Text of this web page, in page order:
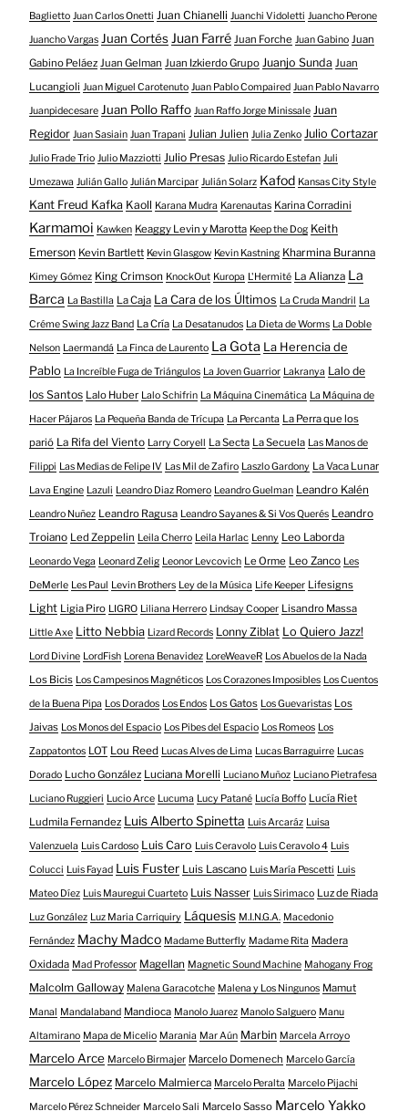
Baglietto Juan Carlos Onetti Juan Chianelli Juanchi Vidoletti Juancho Perone
Juancho Vargas Juan Cortés Juan Farré Juan Forche Juan Gabino Juan
Gabino Peláez Juan Gelman Juan Izkierdo Grupo Juanjo Sunda Juan
Lucangioli Juan Miguel Carotenuto Juan Pablo Compaired Juan Pablo Navarro
Juanpidecesare Juan Pollo Raffo Juan Raffo Jorge Minissale Juan
Regidor Juan Sasiain Juan Trapani Julian Julien Julia Zenko Julio Cortazar
Julio Frade Trio Julio Mazziotti Julio Presas Julio Ricardo Estefan Juli
Umezawa Julián Gallo Julián Marcipar Julián Solarz Kafod Kansas City Style
Kant Freud Kafka Kaoll Karana Mudra Karenautas Karina Corradini
Karmamoi Kawken Keaggy Levin y Marotta Keep the Dog Keith
Emerson Kevin Bartlett Kevin Glasgow Kevin Kastning Kharmina Buranna
Kimey Gómez King Crimson KnockOut Kuropa L'Hermité La Alianza La
Barca La Bastilla La Caja La Cara de los Últimos La Cruda Mandril
La
Créme Swing Jazz Band La Cría La Desatanudos La Dieta de Worms La Doble
Nelson Laermandá La Finca de Laurento La Gota La Herencia de
Pablo La Increíble Fuga de Triángulos La Joven Guarrior Lakranya Lalo de
los Santos Lalo Huber Lalo Schifrin La Máquina Cinemática La Máquina de
Hacer Pájaros La Pequeña Banda de Trícupa La Percanta La Perra que los
parió La Rifa del Viento Larry Coryell La Secta La Secuela Las Manos de
Filippi Las Medias de Felipe IV Las Mil de Zafiro Laszlo Gardony La Vaca Lunar
Lava Engine Lazuli Leandro Diaz Romero Leandro Guelman Leandro Kalén
Leandro Nuñez Leandro Ragusa Leandro Sayanes & Si Vos Querés Leandro
Troiano Led Zeppelin Leila Cherro Leila Harlac Lenny Leo Laborda
Leonardo Vega Leonard Zelig Leonor Levcovich Le Orme Leo Zanco Les
DeMerle Les Paul Levin Brothers Ley de la Música Life Keeper Lifesigns
Light Ligia Piro LIGRO Liliana Herrero Lindsay Cooper Lisandro Massa
Little Axe Litto Nebbia Lizard Records Lonny Ziblat Lo Quiero Jazz!
Lord Divine LordFish Lorena Benavidez LoreWeaveR Los Abuelos de la Nada
Los Bicis Los Campesinos Magnéticos Los Corazones Imposibles Los Cuentos
de la Buena Pipa Los Dorados Los Endos Los Gatos Los Guevaristas Los
Jaivas Los Monos del Espacio Los Pibes del Espacio Los Romeos Los
Zappatontos LOT Lou Reed Lucas Alves de Lima Lucas Barraguirre Lucas
Dorado Lucho González Luciana Morelli Luciano Muñoz Luciano Pietrafesa
Luciano Ruggieri Lucio Arce Lucuma Lucy Patané Lucía Boffo Lucía Riet
Ludmila Fernandez Luis Alberto Spinetta Luis Arcaráz Luisa
Valenzuela Luis Cardoso Luis Caro Luis Ceravolo Luis Ceravolo 4 Luis
Colucci Luis Fayad Luis Fuster Luis Lascano Luis María Pescetti Luis
Mateo Díez Luis Mauregui Cuarteto Luis Nasser Luis Sirimaco Luz de Riada
Luz González Luz Maria Carriquiry Láquesis M.I.N.G.A. Macedonio
Fernández Machy Madco Madame Butterfly Madame Rita Madera
Oxidada Mad Professor Magellan Magnetic Sound Machine Mahogany Frog
Malcolm Galloway Malena Garacotche Malena y Los Ningunos Mamut
Manal Mandalaband Mandioca Manolo Juarez Manolo Salguero Manu
Altamirano Mapa de Micelio Marania Mar Aún Marbin Marcela Arroyo
Marcelo Arce Marcelo Birmajer Marcelo Domenech Marcelo García
Marcelo López Marcelo Malmierca Marcelo Peralta Marcelo Pijachi
Marcelo Pérez Schneider Marcelo Sali Marcelo Sasso Marcelo Yakko